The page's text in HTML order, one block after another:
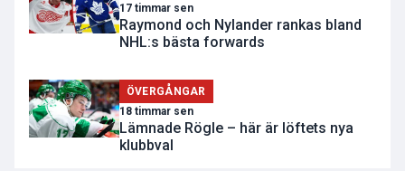
17 timmar sen
Raymond och Nylander rankas bland
NHL:s bästa forwards
ÖVERGÅNGAR
18 timmar sen
Lämnade Rögle – här är löftets nya
klubbval